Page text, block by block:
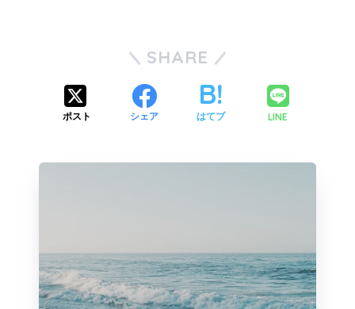
SHARE
ポスト シェア はてブ LINE